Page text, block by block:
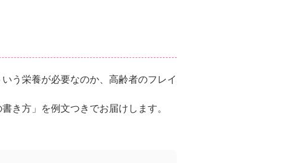
う栄養が必要なのか、高齢者のフレイ
き方」を例文つきでお届けします。